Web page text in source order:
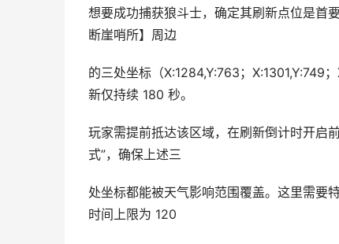
想要成功捕获狼斗士，确定其刷新点位是首
断崖哨所】周边
的三处坐标（X:1284,Y:763；X:1301,Y:749
新仅持续 180 秒。
玩家需提前抵达该区域，在刷新倒计时开启
式”，确保上述三
处坐标都能被天气影响范围覆盖。这里需要
时间上限为 120